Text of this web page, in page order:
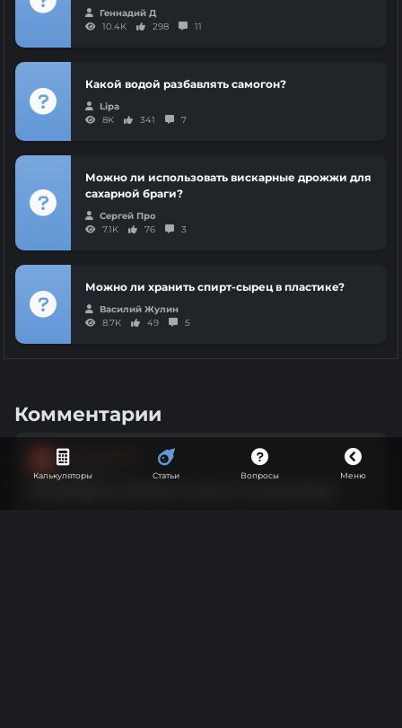
Калькуляторы Статьи Вопросы Меню
Геннадий Д
10.4K
298 11
Какой водой разбавлять самогон?
Lipa
8K
341 7
Можно ли использовать вискарные дрожжи для
сахарной браги?
Сергей Про
7.1K
76 3
Можно ли хранить спирт-сырец в пластике?
Василий Жулин
8.7K
49 5
Комментарии
Александр 71